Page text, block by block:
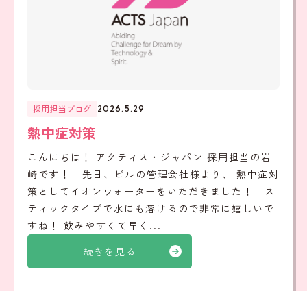
続きを見る
採用担当ブログ 2026.5.29
熱中症対策
こんにちは！ アクティス・ジャパン 採用担当の岩
崎です！ 先日、ビルの管理会社様より、 熱中症対
策としてイオンウォーターをいただきました！ ス
ティックタイプで水にも溶けるので非常に嬉しいで
すね！ 飲みやすくて早く...